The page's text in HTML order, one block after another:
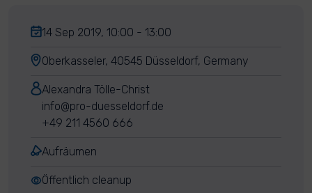
14 Sep 2019, 10:00 - 13:00
Oberkasseler, 40545 Düsseldorf, Germany
Alexandra Tölle-Christ
info@pro-duesseldorf.de
+49 211 4560 666
Aufräumen
Öffentlich cleanup